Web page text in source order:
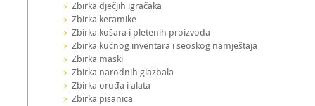
Zbirka dječjih igračaka
Zbirka keramike
Zbirka košara i pletenih proizvoda
Zbirka kućnog inventara i seoskog namještaja
Zbirka maski
Zbirka narodnih glazbala
Zbirka oruđa i alata
Zbirka pisanica